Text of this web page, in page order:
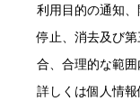
利用目的の通知
停止、消去及び
合、合理的な範囲
詳しくは個人情報